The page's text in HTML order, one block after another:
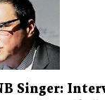
Singer: